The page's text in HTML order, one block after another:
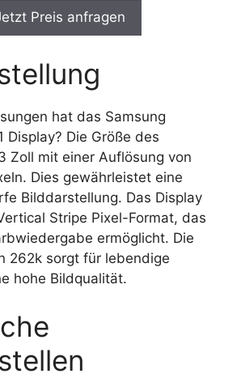
Preis anfragen
hat das Samsung
Display? Die Größe des
Zoll mit einer Auflösung von
Dies gewährleistet eine
Bilddarstellung. Das Display
Stripe Pixel-Format, das
ermöglicht. Die
262k sorgt für lebendige
hohe Bildqualität.